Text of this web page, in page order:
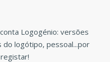
Logogénio: versões
logótipo, pessoal...por